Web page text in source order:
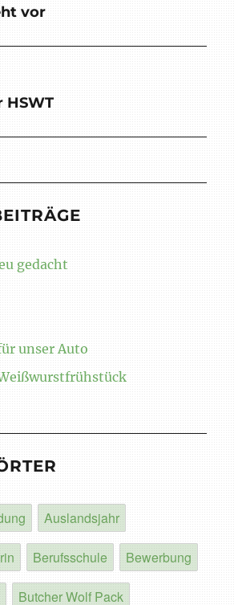
vor
HSWT
gedacht
unser Auto
Auslandsjahr
Berufsschule Bewerbung
Butcher Wolf Pack